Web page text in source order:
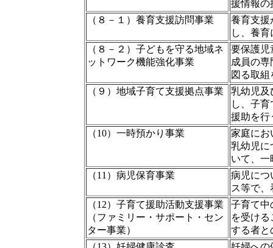
援情報の
（８－１）養育支援訪問事業
養育支援
し、養
（８－２）子どもを守る地域ネ
ットワーク機能強化事業
要保護児
成員の
図る取
（９）地域子育て支援拠点事業
乳幼児及
し、子
援助を行
（10）一時預かり事業
家庭にお
乳幼児に
いて、一
（11）病児保育事業
病児につ
ス等で
（12）子育て援助活動支援事業
（ファミリー・サポート・セン
ター事業）
子育て中
を受け
する者と